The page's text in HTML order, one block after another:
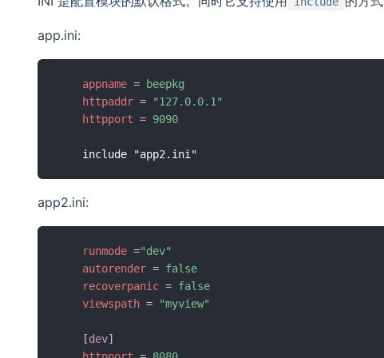
app.ini:
appname =
beepkg
httpaddr = "127.0.0.1 "
httpport = 9090
app2.ini:
runmode ="dev"
autorender = false
recoverpanic = false
viewspath = "myview"
[dev]